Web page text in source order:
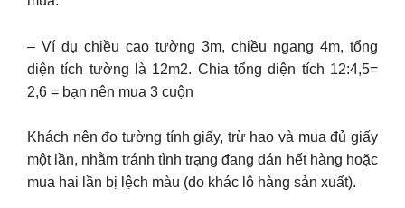
– Ví dụ chiều cao tường 3m, chiều ngang 4m, tổng
diện tích tường là 12m2. Chia tổng diện tích 12:4,5=
2,6 = bạn nên mua 3 cuộn
Khách nên đo tường tính giấy, trừ hao và mua đủ giấy
một lần, nhằm tránh tình trạng đang dán hết hàng hoặc
mua hai lần bị lệch màu (do khác lô hàng sản xuất).